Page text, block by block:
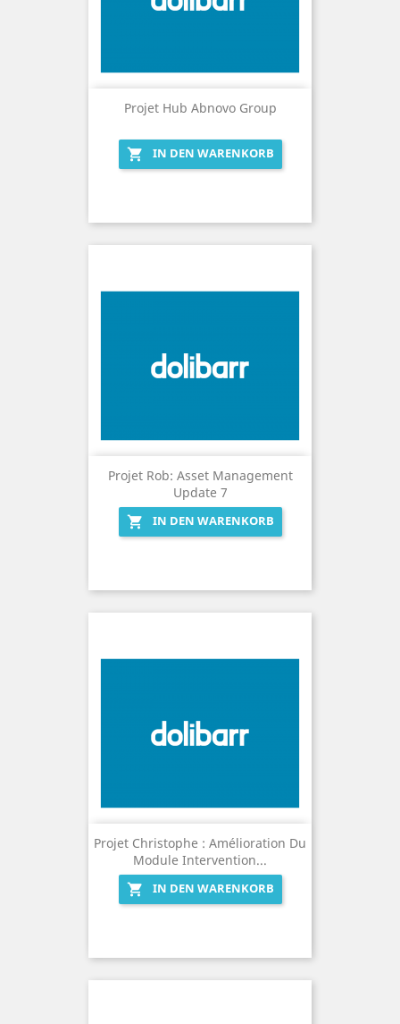
Projet Hub Abnovo Group
 IN DEN WARENKORB
Projet Rob: Asset Management
Update 7

IN DEN WARENKORB
Projet Christophe : Amélioration Du
Module Intervention...

IN DEN WARENKORB